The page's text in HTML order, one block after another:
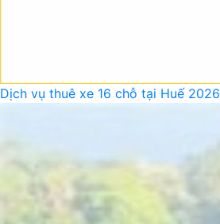
Dịch vụ thuê xe 16 chỗ tại Huế 2026